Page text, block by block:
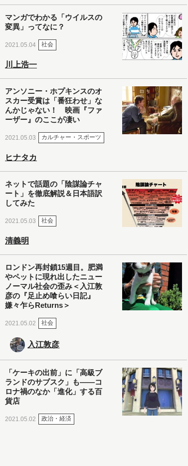
マンガでわかる「ウイルスの
変異」ってなに？
2021.05.04 社会
川上浩一
アンソニー・ホプキンスのオ
スカー受賞は「番狂わせ」な
んかじゃない！ 映画『ファ
ーザー』のここが凄い
2021.05.03 カルチャー・スポーツ
ヒナタカ
ネットで話題の「陰謀論チャ
ート」を徹底解説＆日本語訳
してみた
2021.05.03 社会
清義明
ロンドン再封鎖15週目。肥満
やペットに現れ出したニュー
ノーマル社会の歪み＜入江敦
彦の『足止め喰らい日記』
嫌々乍らReturns＞
2021.05.02 社会
入江敦彦
「ケーキの出前」に「高級ブ
ランドのサブスク」も――コ
ロナ禍のなか「進化」する百
貨店
2021.05.02 政治・経済